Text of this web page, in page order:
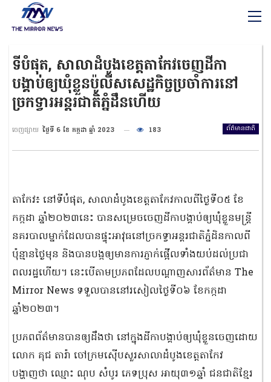
ទីបំផុត, សាលាដំបូងខេត្តតាកែវចេញដីកា
បង្គាប់ឲ្យឃុំខ្លួនប៉ូលីសសេដ្ឋកិច្ចប្រចាំការនៅ
ច្រកទ្វារអន្តរជាតិភ្នំដឹនហើយ
ព័ត៌មានជាតិ
ចេញផ្សាយ ថ្ងៃទី 6 ខែ កក្កដា ឆ្នាំ 2023 183
តាកែវ៖ នៅទីបំផុត, សាលាដំបូងខេត្តតាកែវកាលពីថ្ងៃទី០៥ ខែ
កក្កដា ឆ្នាំ២០២៣នេះ បានសម្រេចចេញដីកាបង្គាប់ឲ្យឃុំខ្លួនមន្ត្រី
នគរបាលម្នាក់ដែលបានផ្ទុះអាវុធនៅច្រកទ្វាអន្តរជាតិភ្នំដិនកាលពី
ប៉ុន្មានថ្ងៃមុន និងបានបង្កឲ្យមានការភ្ញាក់ផ្អើលទាំងយប់ដល់ប្រជា
ពលរដ្ឋហើយ។ នេះបើតាមប្រភពដែលបណ្ដាញសារព័ត៌មាន The
Mirror News ទទួលបាននៅរសៀលថ្ងៃទី០៦ ខែកក្កដា
ឆ្នាំ២០២៣។
ប្រភពព័ត៌មានបានឲ្យដឹងថា នៅក្នុងដីកាបង្គាប់ឲ្យឃុំខ្លួនចេញដោយ
លោក គុជ តារ៉ា ចៅក្រមស៊ើបសួរសាលាដំបូងខេត្តតាកែវ
បង្ហាញថា ឈ្មោះ ណុប សំបូរ ភេទប្រុស អាយុ៣១ឆ្នាំ ជនជាតិខ្មែរ